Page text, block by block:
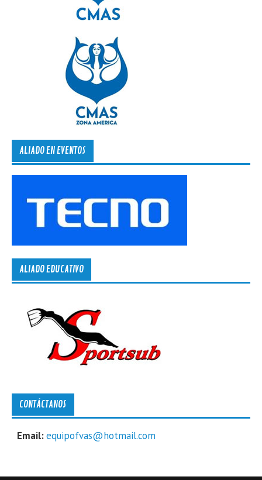
ALIADO EN EVENTOS
ALIADO EDUCATIVO
CONTÁCTANOS
Email:equipofvas@hotmail.com